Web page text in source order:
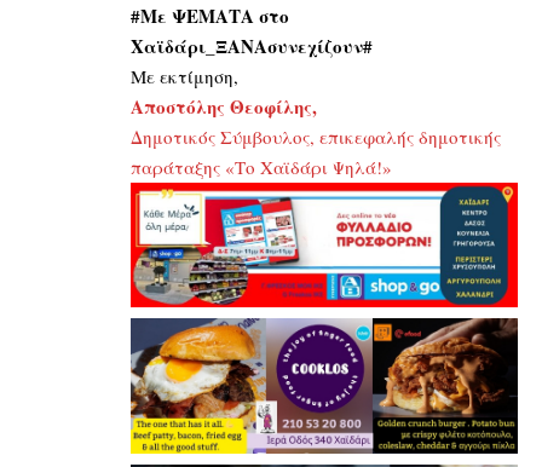
#Με ΨΕΜΑΤΑ στο
Χαϊδάρι_ΞΑΝΑσυνεχίζουν#
Με εκτίμηση,
Αποστόλης Θεοφίλης,
Δημοτικός Σύμβουλος, επικεφαλής δημοτικής
παράταξης «Το Χαϊδάρι Ψηλά!»